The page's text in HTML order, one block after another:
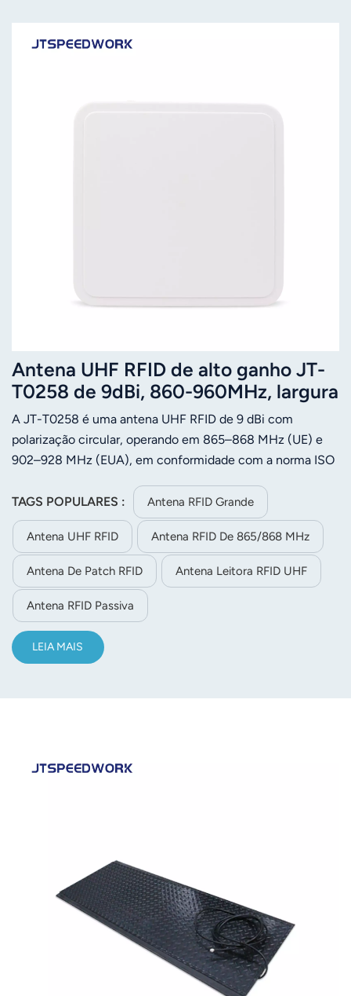
Antena UHF RFID de alto ganho JT-
T0258 de 9dBi, 860-960MHz, largura
de feixe de 70° JTSPEEDWORK
A JT-T0258 é uma antena UHF RFID de 9 dBi com
polarização circular, operando em 865–868 MHz (UE) e
902–928 MHz (EUA), em conformidade com a norma ISO
impedância de 50 Ω e conector fêmea tipo N. Construída
em alumínio + ABS (258 × 258 × 36 mm, 0,9 kg), suporta
temperaturas de -40 °C a +85 °C, sendo ideal para
aplicações RFID industriais e externas em condições
severas.
TAGS POPULARES : Antena RFID Grande
Antena UHF RFID Antena RFID De 865/868 MHz
Antena De Patch RFID Antena Leitora RFID UHF
Antena RFID Passiva
LEIA MAIS